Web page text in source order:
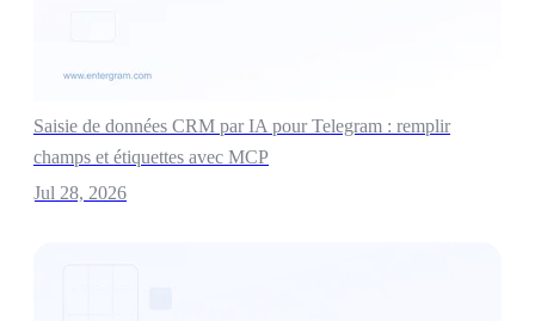
Saisie de données CRM par IA pour Telegram : remplir
champs et étiquettes avec MCP
Jul 28, 2026